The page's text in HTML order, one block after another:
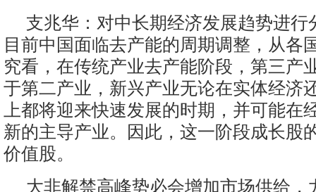
支兆华：对中长期经济发展趋势进行
目前中国面临去产能的周期调整，从各
究看，在传统产业去产能阶段，第三产
于第二产业，新兴产业无论在实体经济
上都将迎来快速发展的时期，并可能在
新的主导产业。因此，这一阶段成长股
价值股。
大非解禁高峰势必会增加市场供给，